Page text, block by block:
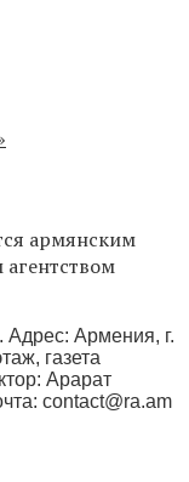
армянским
Адрес: Армения, г.
газета
Арарат
contact@ra.am